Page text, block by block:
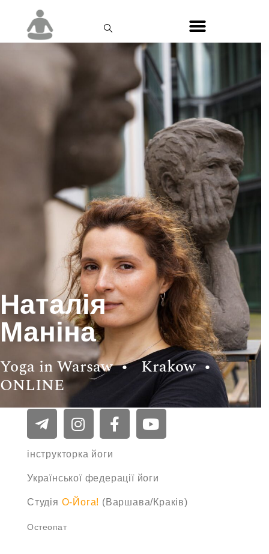
Наталія
Маніна
Yoga in Warsaw •Krakow •
ONLINE
інструкторка йоги
Української федерації йоги
Студія O-Йога! (Варшава/Краків)
Остеопат